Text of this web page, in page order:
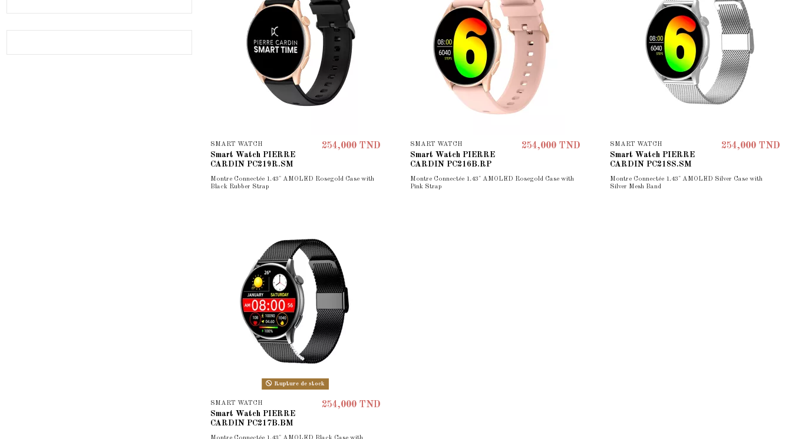
SMART WATCH
Smart Watch PIERRE
CARDIN PC219R.SM
254,000 TND
Montre Connectée 1.43" AMOLED Rosegold Case with
Black Rubber Strap
SMART WATCH
Smart Watch PIERRE
CARDIN PC216B.RP
254,000 TND
Montre Connectée 1.43" AMOLED Rosegold Case with
Pink Strap
SMART WATCH
Smart Watch PIERRE
CARDIN PC218S.SM
254,000 TND
Montre Connectée 1.43" AMOLED Silver Case with
Silver Mesh Band
Rupture de stock
SMART WATCH
Smart Watch PIERRE
CARDIN PC217B.BM
254,000 TND